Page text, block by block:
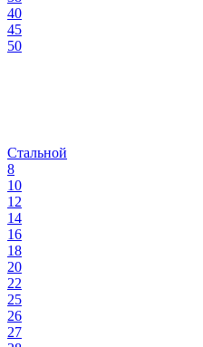
40
45
50
Стальной
8
10
12
14
16
18
20
22
25
26
27